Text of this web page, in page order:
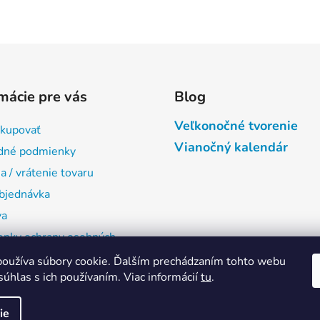
súbory cookie. Ďalším prechádzaním tohto webu
s ich používaním. Viac informáciítu.
pre vás
podmienky
/ vrátenie tovaru
ochrany osobných
Blog
Veľkonočné tvorenie
Vianočný kalendár